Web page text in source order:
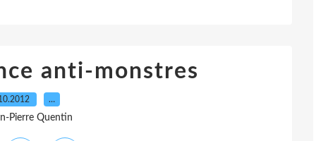
anti-monstres
…
Pierre Quentin